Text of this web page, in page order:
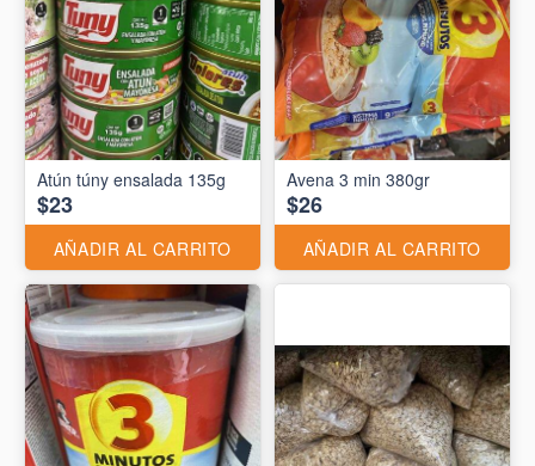
Atún túny ensalada 135g
$23
AÑADIR AL CARRITO
Avena 3 min 380gr
$26
AÑADIR AL CARRITO